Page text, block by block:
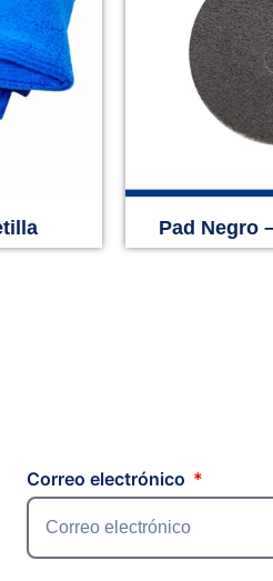
Pad Negro
Correo electrónico